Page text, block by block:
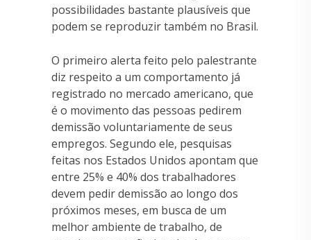
possibilidades bastante plausíveis que
podem se reproduzir também no Brasil.
O primeiro alerta feito pelo palestrante
diz respeito a um comportamento já
registrado no mercado americano, que
é o movimento das pessoas pedirem
demissão voluntariamente de seus
empregos. Segundo ele, pesquisas
feitas nos Estados Unidos apontam que
entre 25% e 40% dos trabalhadores
devem pedir demissão ao longo dos
próximos meses, em busca de um
melhor ambiente de trabalho, de